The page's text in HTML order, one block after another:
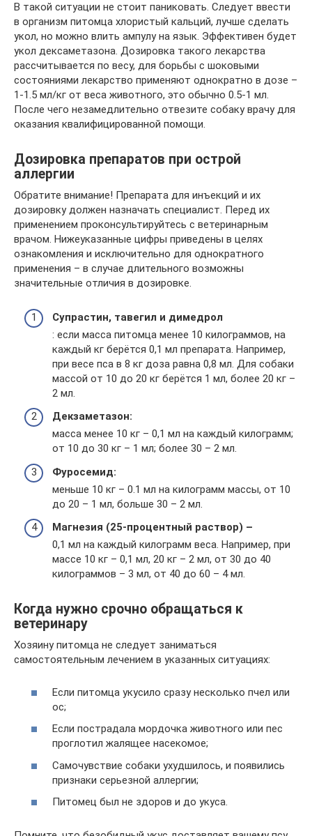
В такой ситуации не стоит паниковать. Следует ввести
в организм питомца хлористый кальций, лучше сделать
укол, но можно влить ампулу на язык. Эффективен будет
укол дексаметазона. Дозировка такого лекарства
рассчитывается по весу, для борьбы с шоковыми
состояниями лекарство применяют однократно в дозе –
1-1.5 мл/кг от веса животного, это обычно 0.5-1 мл.
После чего незамедлительно отвезите собаку врачу для
оказания квалифицированной помощи.
Дозировка препаратов при острой
аллергии
Обратите внимание! Препарата для инъекций и их
дозировку должен назначать специалист. Перед их
применением проконсультируйтесь с ветеринарным
врачом. Нижеуказанные цифры приведены в целях
ознакомления и исключительно для однократного
применения – в случае длительного возможны
значительные отличия в дозировке.
Супрастин, тавегил и димедрол
: если масса питомца менее 10 килограммов, на
каждый кг берётся 0,1 мл препарата. Например,
при весе пса в 8 кг доза равна 0,8 мл. Для собаки
массой от 10 до 20 кг берётся 1 мл, более 20 кг –
2 мл.
Декзаметазон:
масса менее 10 кг – 0,1 мл на каждый килограмм;
от 10 до 30 кг – 1 мл; более 30 – 2 мл.
Фуросемид:
меньше 10 кг – 0.1 мл на килограмм массы, от 10
до 20 – 1 мл, больше 30 – 2 мл.
Магнезия (25-процентный раствор) –
0,1 мл на каждый килограмм веса. Например, при
массе 10 кг – 0,1 мл, 20 кг – 2 мл, от 30 до 40
килограммов – 3 мл, от 40 до 60 – 4 мл.
Когда нужно срочно обращаться к
ветеринару
Хозяину питомца не следует заниматься
самостоятельным лечением в указанных ситуациях:
Если питомца укусило сразу несколько пчел или
ос;
Если пострадала мордочка животного или пес
проглотил жалящее насекомое;
Самочувствие собаки ухудшилось, и появились
признаки серьезной аллергии;
Питомец был не здоров и до укуса.